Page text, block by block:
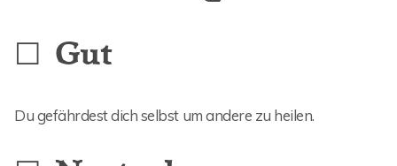
☐ Gut
Du gefährdest dich selbst um andere zu heilen.